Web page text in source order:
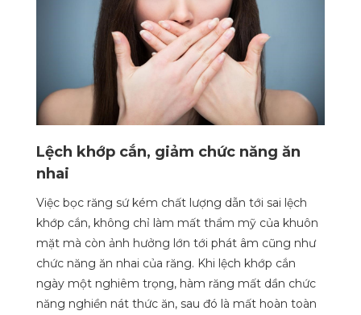
Lệch khớp cắn, giảm chức năng ăn
nhai
Việc bọc răng sứ kém chất lượng dẫn tới sai lệch
khớp cắn, không chỉ làm mất thẩm mỹ của khuôn
mặt mà còn ảnh hưởng lớn tới phát âm cũng như
chức năng ăn nhai của răng. Khi lệch khớp cắn
ngày một nghiêm trọng, hàm răng mất dần chức
năng nghiền nát thức ăn, sau đó là mất hoàn toàn